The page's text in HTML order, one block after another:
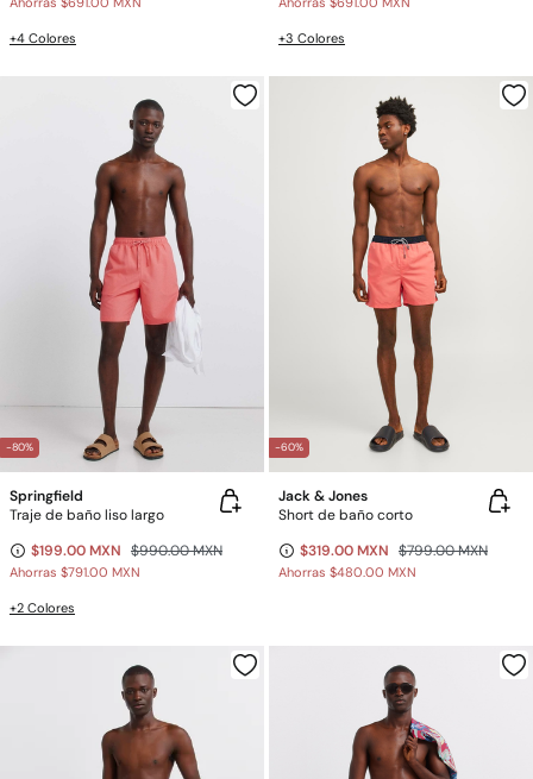
+4 Colores +3 Colores
-80%
Springfield
Traje de baño liso largo
$199.00 MXN $990.00 MXN
Ahorras $791.00 MXN
+2 Colores
-60%
Jack & Jones
Short de baño corto
$319.00 MXN $799.00 MXN
Ahorras $480.00 MXN